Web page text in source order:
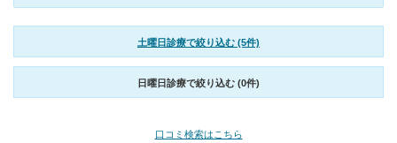
土曜日診療で絞り込む (5件)
日曜日診療で絞り込む (0件)
口コミ検索はこちら